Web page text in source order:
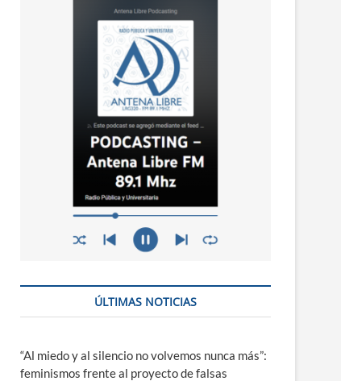
ÚLTIMAS NOTICIAS
“Al miedo y al silencio no volvemos nunca más”:
feminismos frente al proyecto de falsas